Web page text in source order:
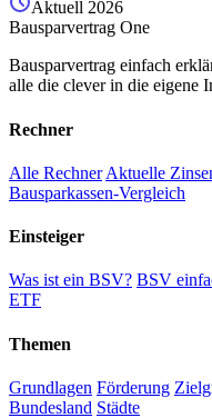
Aktuell 2026
Bausparvertrag One
Bausparvertrag einfach
alle die clever in die eigene
Rechner
Alle Rechner Aktuelle
Bausparkassen-Vergleich
Einsteiger
Was ist ein BSV? BSV
ETF
Themen
Grundlagen Förderung
Bundesland Städte